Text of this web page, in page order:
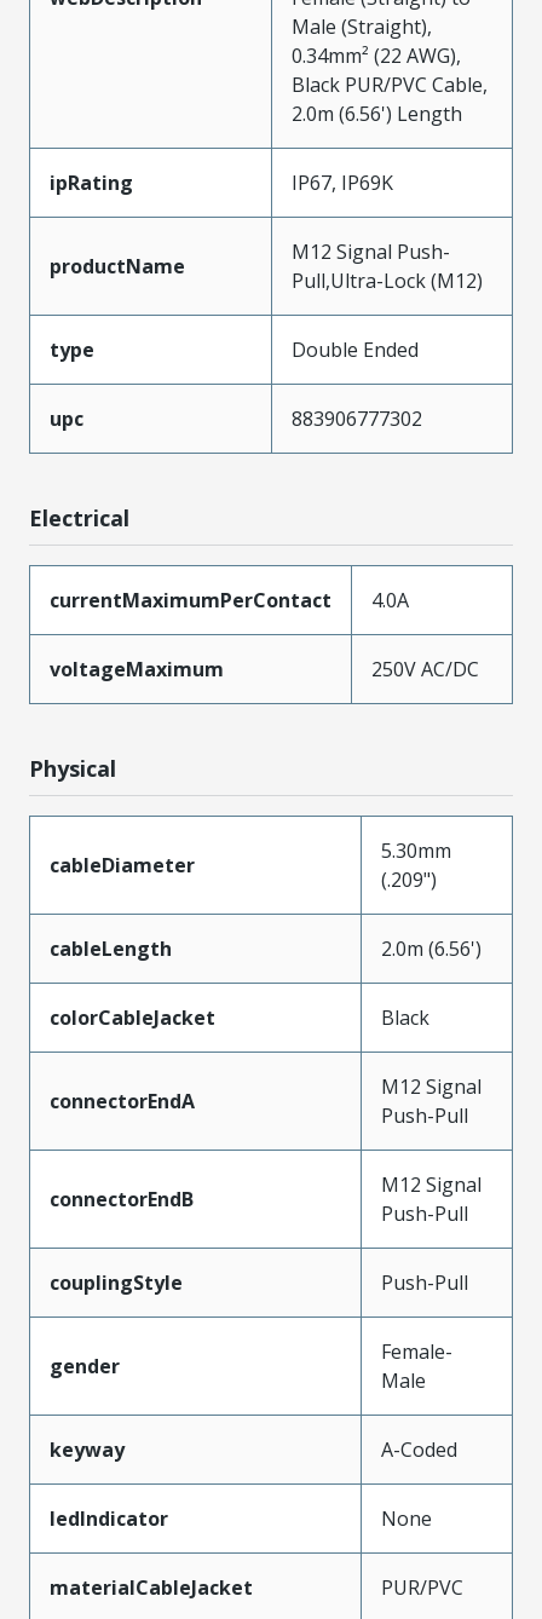
Male (Straight),
0.34mm² (22 AWG),
Black PUR/PVC Cable,
2.0m (6.56') Length
ipRating IP67, IP69K
productName
M12 Signal Push-
Pull,Ultra-Lock (M12)
type Double Ended
upc 883906777302
Electrical
currentMaximumPerContact 4.0A
voltageMaximum 250V AC/DC
Physical
cableDiameter
5.30mm
(.209")
cableLength 2.0m (6.56')
colorCableJacket Black
connectorEndA
M12 Signal
Push-Pull
connectorEndB
M12 Signal
Push-Pull
couplingStyle Push-Pull
gender
Female-
Male
keyway A-Coded
ledIndicator None
materialCableJacket PUR/PVC